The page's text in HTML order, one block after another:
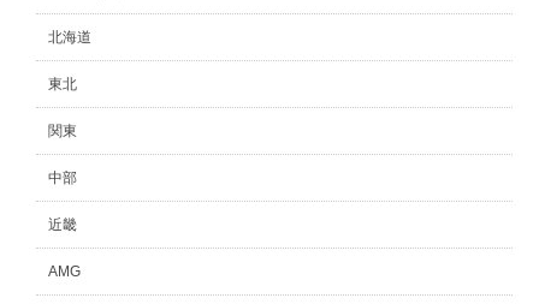
北海道
東北
関東
中部
近畿
AMG